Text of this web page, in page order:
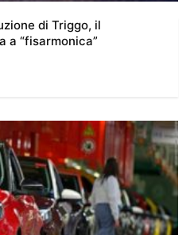
di Triggo, il
a “fisarmonica”